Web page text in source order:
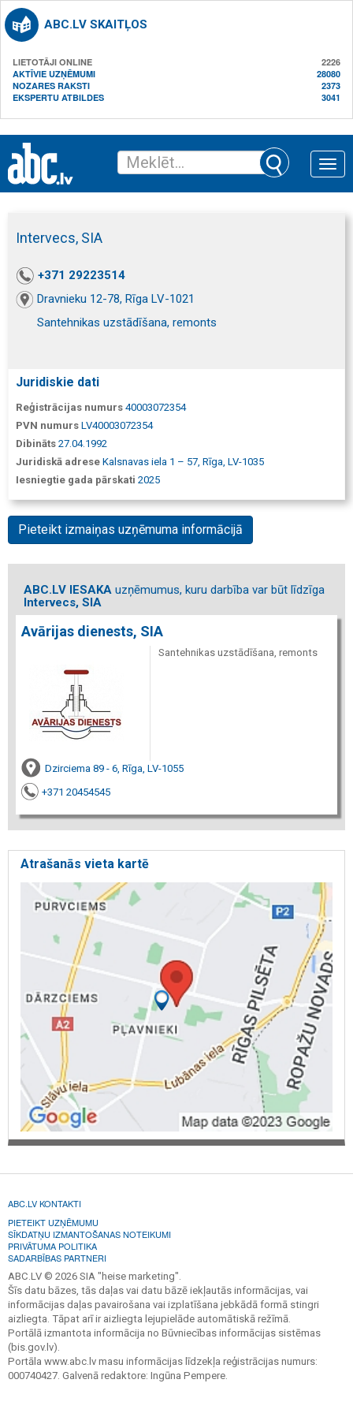
ABC.LV SKAITĻOS
LIETOTĀJI ONLINE
2226
AKTĪVIE UZŅĒMUMI
28080
NOZARES RAKSTI
2373
EKSPERTU ATBILDES
3041
Toggle
Intervecs, SIA
+371 29223514
Dravnieku 12-78, Rīga LV-1021
Santehnikas uzstādīšana, remonts
Juridiskie dati
Reģistrācijas numurs 40003072354
PVN numurs LV40003072354
Dibināts 27.04.1992
Juridiskā adrese Kalsnavas iela 1 – 57, Rīga, LV-1035
Iesniegtie gada pārskati 2025
Pieteikt izmaiņas uzņēmuma informācijā
ABC.LV IESAKA uzņēmumus, kuru darbība var būt līdzīga
Intervecs, SIA
Avārijas dienests, SIA
Santehnikas uzstādīšana, remonts
Dzirciema 89 - 6, Rīga, LV-1055
+371 20454545
Atrašanās vieta kartē
ABC.LV KONTAKTI
PIETEIKT UZŅĒMUMU
SĪKDATŅU IZMANTOŠANAS NOTEIKUMI
PRIVĀTUMA POLITIKA
SADARBĪBAS PARTNERI
ABC.LV © 2026 SIA "heise marketing".
Šīs datu bāzes, tās daļas vai datu bāzē iekļautās informācijas, vai
informācijas daļas pavairošana vai izplatīšana jebkādā formā stingri
aizliegta. Tāpat arī ir aizliegta lejupielāde automātiskā režīmā.
Portālā izmantota informācija no Būvniecības informācijas sistēmas
(bis.gov.lv).
Portāla www.abc.lv masu informācijas līdzekļa reģistrācijas numurs:
000740427. Galvenā redaktore: Ingūna Pempere.